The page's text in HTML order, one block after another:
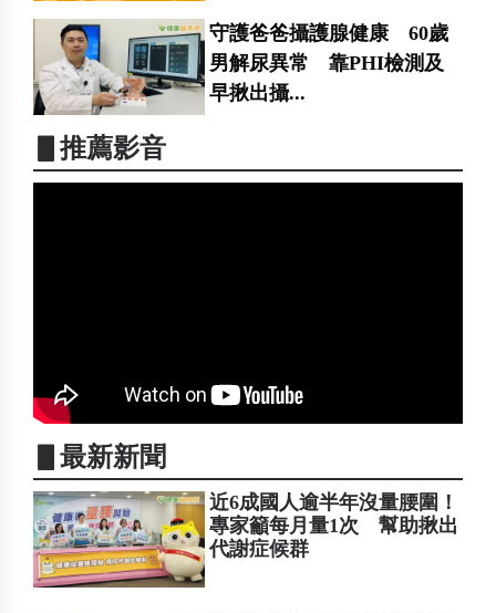
守護爸爸攝護腺健康 60歲
男解尿異常 靠PHI檢測及
早揪出攝...
▋推薦影音
▋最新新聞
近6成國人逾半年沒量腰圍！
專家籲每月量1次 幫助揪出
代謝症候群